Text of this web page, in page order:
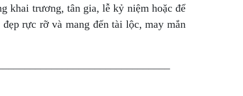
khai trương, tân gia, lễ kỷ niệm hoặc để
rực rỡ và mang đến tài lộc, may mắn